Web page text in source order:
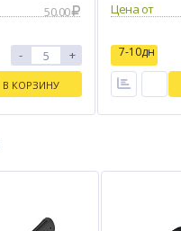
50.00
- +
В КОРЗИНУ
Цена от
7-10дн